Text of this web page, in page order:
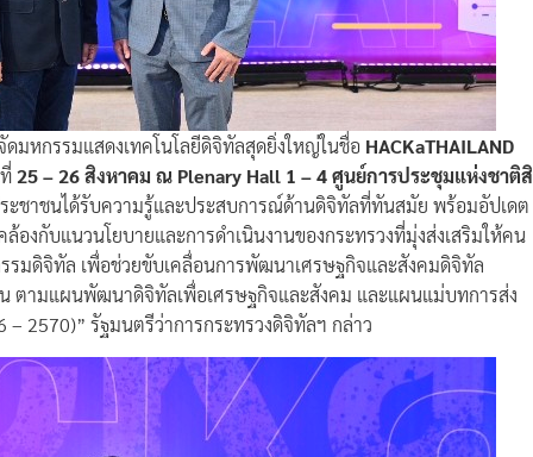
ดมหกรรมแสดงเทคโนโลยีดิจิทัลสุดยิ่งใหญ่ในชื่อ HACKaTHAILAND
25 – 26 สิงหาคม ณ Plenary Hall 1 – 4 ศูนย์การประชุมแห่งชาติสิ
ระชาชนได้รับความรู้และประสบการณ์ด้านดิจิทัลที่ทันสมัย พร้อมอัปเดต
องกับแนวนโยบายและการดำเนินงานของกระทรวงที่มุ่งส่งเสริมให้คน
มดิจิทัล เพื่อช่วยขับเคลื่อนการพัฒนาเศรษฐกิจและสังคมดิจิทัล
ตามแผนพัฒนาดิจิทัลเพื่อเศรษฐกิจและสังคม และแผนแม่บทการส่ง
2570)” รัฐมนตรีว่าการกระทรวงดิจิทัลฯ กล่าว